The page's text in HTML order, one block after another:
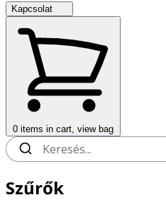
Kapcsolat
0 items in cart, view bag
Szűrők